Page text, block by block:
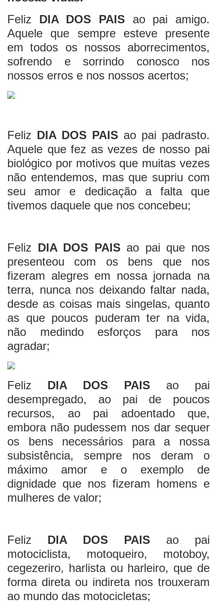
Feliz DIA DOS PAIS ao pai amigo.
Aquele que sempre esteve presente
em todos os nossos aborrecimentos,
sofrendo e sorrindo conosco nos
nossos erros e nos nossos acertos;
Feliz DIA DOS PAIS ao pai padrasto.
Aquele que fez as vezes de nosso pai
biológico por motivos que muitas vezes
não entendemos, mas que supriu com
seu amor e dedicação a falta que
tivemos daquele que nos concebeu;
Feliz DIA DOS PAIS ao pai que nos
presenteou com os bens que nos
fizeram alegres em nossa jornada na
terra, nunca nos deixando faltar nada,
desde as coisas mais singelas, quanto
as que poucos puderam ter na vida,
não medindo esforços para nos
agradar;
Feliz DIA DOS PAIS ao pai
desempregado, ao pai de poucos
recursos, ao pai adoentado que,
embora não pudessem nos dar sequer
os bens necessários para a nossa
subsistência, sempre nos deram o
máximo amor e o exemplo de
dignidade que nos fizeram homens e
mulheres de valor;
Feliz DIA DOS PAIS ao pai
motociclista, motoqueiro, motoboy,
cegezeriro, harlista ou harleiro, que de
forma direta ou indireta nos trouxeram
ao mundo das motocicletas;